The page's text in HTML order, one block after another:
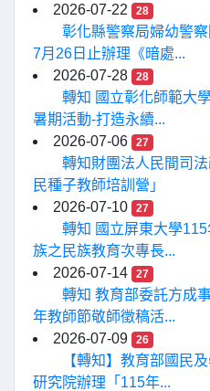
2026-07-22
28
彰化縣警察局婦幼警
7月26日止辦理《暗處...
2026-07-28
28
轉知 國立彰化師範大
暑期活動-打造永續...
2026-07-06
27
轉知財團法人民間司
民種子教師培訓營」
2026-07-10
27
轉知 國立屏東大學
族之民族教育次專長...
2026-07-14
27
轉知 教育部委託方成
年教師節敬師徵稿活...
2026-07-09
26
【轉知】教育部國民
研究院辦理「115年...